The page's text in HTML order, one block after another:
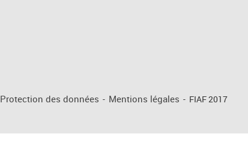
Protection des données - Mentions légales - FIAF 2017